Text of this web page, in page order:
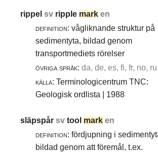
rippelsv ripple mark en
definition: vågliknande struktur på
sedimentyta, bildad genom
transportmediets rörelser
övriga språk: da, de, es, fi, fr, no, ru
källa: Terminologicentrum TNC:
Geologisk ordlista | 1988
släpspårsvtool mark en
definition: fördjupning i
bildad genom att föremål, t.ex.